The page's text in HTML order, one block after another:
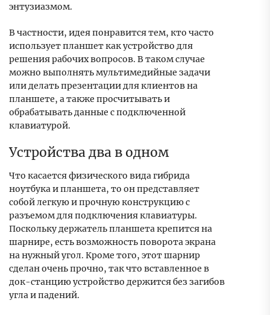
энтузиазмом.
В частности, идея понравится тем, кто часто
использует планшет как устройство для
решения рабочих вопросов. В таком случае
можно выполнять мультимедийные задачи
или делать презентации для клиентов на
планшете, а также просчитывать и
обрабатывать данные с подключенной
клавиатурой.
Устройства два в одном
Что касается физического вида гибрида
ноутбука и планшета, то он представляет
собой легкую и прочную конструкцию с
разъемом для подключения клавиатуры.
Поскольку держатель планшета крепится на
шарнире, есть возможность поворота экрана
на нужный угол. Кроме того, этот шарнир
сделан очень прочно, так что вставленное в
док-станцию устройство держится без загибов
угла и падений.